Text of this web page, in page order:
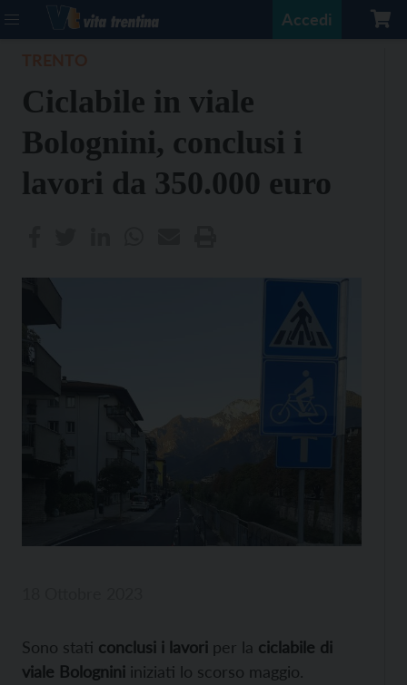
Accedi
Ciclabile in viale
Bolognini, conclusi i
lavori da 350.000 euro
Sono stati conclusi i lavori per la ciclabile di
viale Bolognini iniziati lo scorso maggio.